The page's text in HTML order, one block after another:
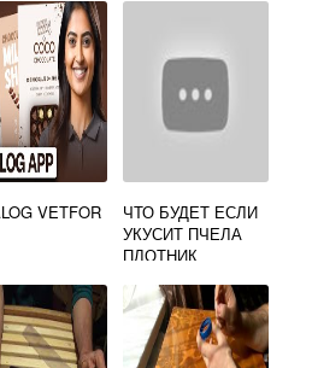
VETFOR
ЧТО БУДЕТ ЕСЛИ
УКУСИТ ПЧЕЛА
ПЛОТНИК